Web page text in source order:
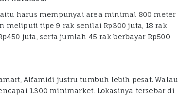
harus mempunyai area minimal 800 meter
meliputi tipe 9 rak senilai Rp300 juta, 18 rak
juta, serta jumlah 45 rak berbayar Rp500
Alfamidi justru tumbuh lebih pesat. Walau
1.300 minimarket. Lokasinya tersebar di